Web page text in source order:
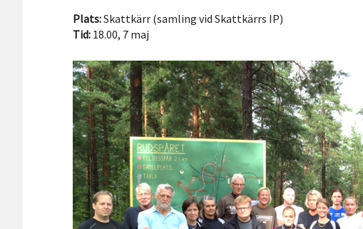
Plats:Skattkärr (samling vid Skattkärrs IP)
Tid: 18.00, 7 maj